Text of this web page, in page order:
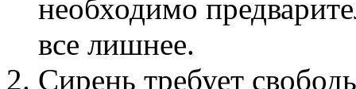
необходимо
все лишнее.
Сирень требует